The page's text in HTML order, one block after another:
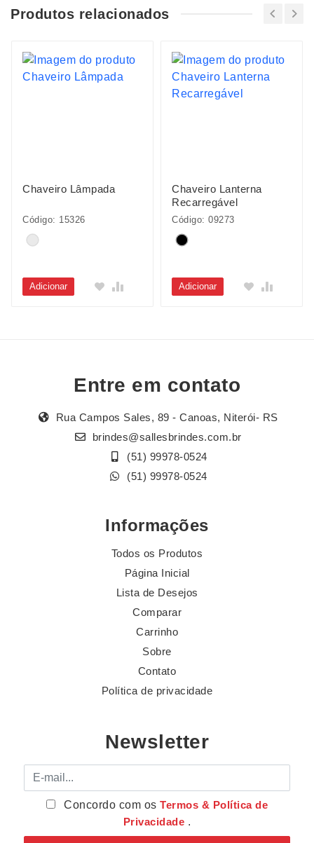
Produtos relacionados
Chaveiro Lâmpada
Código: 15326
Adicionar
Chaveiro Lanterna
Recarregável
Código: 09273
Adicionar
Entre em contato
Rua Campos Sales, 89 - Canoas, Niterói- RS
brindes@sallesbrindes.com.br
(51) 99978-0524
(51) 99978-0524
Informações
Todos os Produtos
Página Inicial
Lista de Desejos
Comparar
Carrinho
Sobre
Contato
Política de privacidade
Newsletter
E-mail
Concordo com osTermos & Política de
Privacidade .